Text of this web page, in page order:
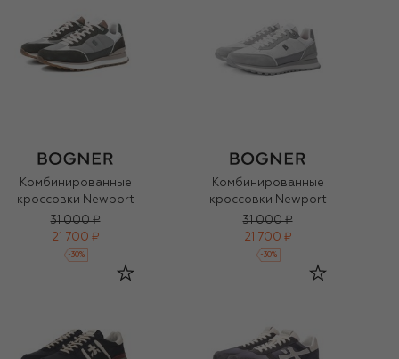
Комбинированные
кроссовки Newport
31 000 ₽
21 700 ₽
-30%
Комбинированные
кроссовки Newport
31 000 ₽
21 700 ₽
-30%